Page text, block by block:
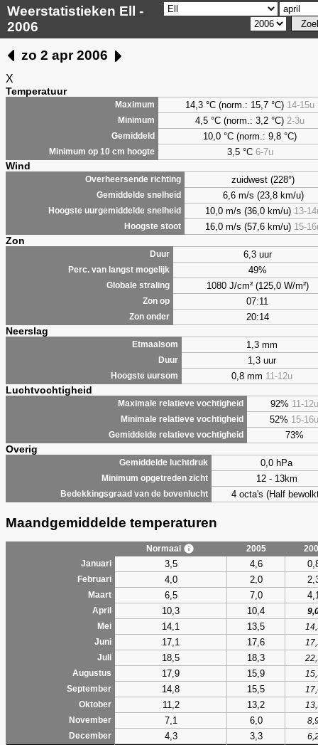
Weerstatistieken Ell -
2006
zo 2 apr 2006
X
Temperatuur
Maximum 14,3 °C (norm.: 15,7 °C) 14-15u
Minimum 4,5 °C (norm.: 3,2 °C) 2-3u
Gemiddeld 10,0 °C (norm.: 9,8 °C)
Minimum op 10 cm hoogte 3,5°C 6-7u
Wind
Overheersende richting zuidwest (228°)
Gemiddelde snelheid 6,6 m/s (23,8 km/u)
Hoogste uurgemiddelde snelheid 10,0 m/s (36,0 km/u) 13-
Hoogste stoot 16,0 m/s (57,6 km/u) 15-
Zon
Duur 6,3 uur
Perc. van langst mogelijk 49%
Globale straling 1080 J/cm² (125,0 W/m²)
Zon op 07:11
Zon onder 20:14
Neerslag
Etmaalsom 1,3 mm
Duur 1,3 uur
Hoogste uursom 0,8 mm 11-12u
Luchtvochtigheid
Maximale relatieve vochtigheid 92% 11-12u
Minimale relatieve vochtigheid 52% 15-16u
Gemiddelde relatieve vochtigheid 73%
Overig
Gemiddelde luchtdruk 0,0 hPa
Minimum opgetreden zicht 12 - 13km
Bedekkingsgraad van de bovenlucht 4 octa's (Half
Maandgemiddelde temperaturen
Normaal 2005
Januari
3,5 4,6
Februari 4,0 2,0
Maart 6,5 7,0
April 10,3 10,4
Mei
14,1 13,5
Juni
17,1 17,6
Juli
18,5 18,3
Augustus
17,9 15,9
September
14,8 15,5
Oktober
11,2 13,2
November
7,1 6,0
December
4,3 3,3